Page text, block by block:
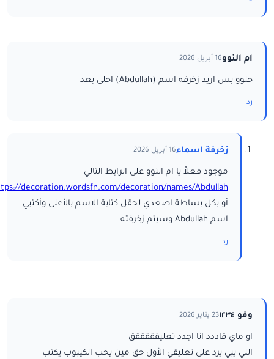
ام النوو16 أبريل 2026
حلوو بس اريد زخرفه اسم (Abdullah) احلى بعد
رد
زخرفة اسماء16 أبريل 2026
موجود فعلاً يا ام النوو على الرابط التالي
decoration.wordsfn.com/decoration/names/Abdullah/
أو بكل بساطة اصعدي لحقل كتابة الاسم بالأعلى وأكتبي
اسم Abdullah وسيتم زخرفته
رد
وفو ١٢٣٤ 23 يناير 2026
او ماي قاددد انا اجدد تعليقققققق
اللي يبي يرد على تعليقي الأول حق مين يحب الكيبوب يكتب